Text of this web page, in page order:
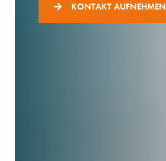
KONTAKT AUFNEHMEN